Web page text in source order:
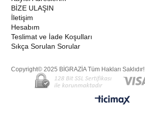
BİZE ULAŞIN
İletişim
Hesabım
Teslimat ve İade Koşulları
Sıkça Sorulan Sorular
Copyright© 2025 BİGRAZİA Tüm Hakları Saklıdır!